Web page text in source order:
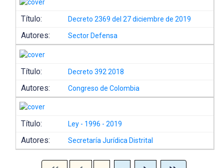
Título: Decreto 2369 del 27 diciembre de 2019
Autores: Sector Defensa
Título: Decreto 392 2018
Autores: Congreso de Colombia
Título: Ley - 1996 - 2019
Autores: Secretaría Jurídica Distrital